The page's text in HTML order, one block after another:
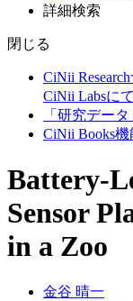
詳細検索
閉じる
CiNii
CiNii Labsに
「研究デー
CiNii Books
Battery-
Sensor
in a Zoo
金谷 晴一